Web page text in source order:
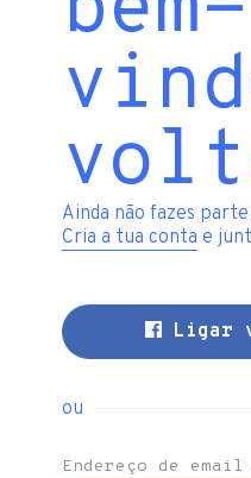
Ainda não fazes
Cria a tua conta e
Ligar
ou
Endereço de email